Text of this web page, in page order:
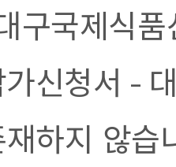
구국제식
신청서 -
하지 않